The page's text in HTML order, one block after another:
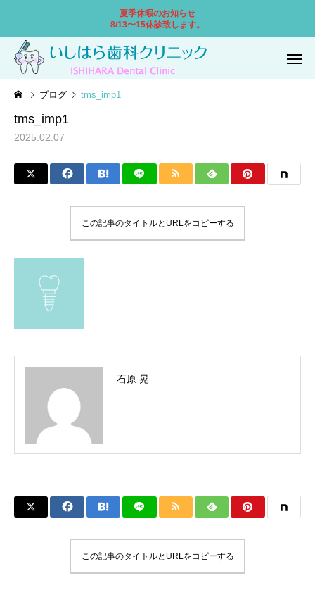
夏季休暇のお知らせ
8/13〜15休診致します。
ブログ tms_imp1
tms_imp1
2025.02.07
この記事のタイトルとURLをコピーする
石原 晃
この記事のタイトルとURLをコピーする